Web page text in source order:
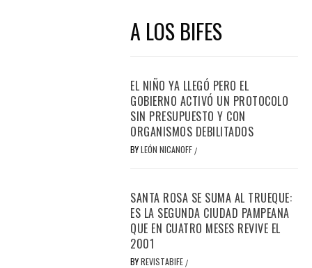
A LOS BIFES
EL NIÑO YA LLEGÓ PERO EL
GOBIERNO ACTIVÓ UN PROTOCOLO
SIN PRESUPUESTO Y CON
ORGANISMOS DEBILITADOS
BYLEÓN NICANOFF /
SANTA ROSA SE SUMA AL TRUEQUE:
ES LA SEGUNDA CIUDAD PAMPEANA
QUE EN CUATRO MESES REVIVE EL
2001
BYREVISTABIFE /